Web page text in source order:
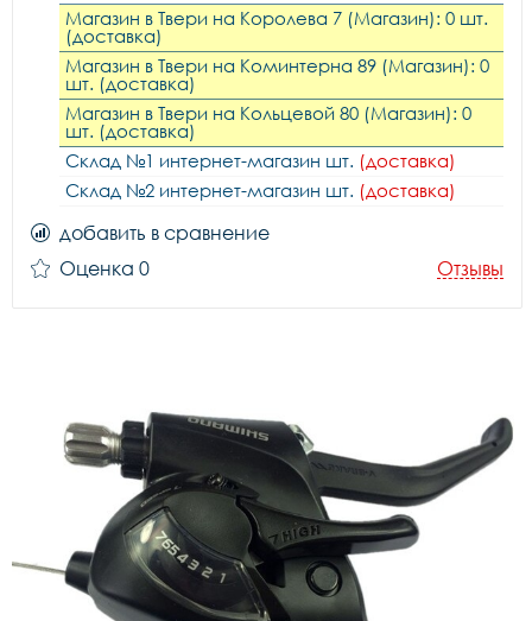
Магазин в Твери на Королева 7 (Магазин): 0 шт.
(доставка)
Магазин в Твери на Коминтерна 89 (Магазин): 0
шт. (доставка)
Магазин в Твери на Кольцевой 80 (Магазин): 0
шт. (доставка)
Склад №1 интернет-магазин шт. (доставка)
Склад №2 интернет-магазин шт. (доставка)
добавить в сравнение
Оценка 0
Отзывы